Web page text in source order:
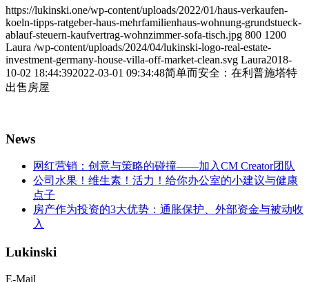
https://lukinski.one/wp-content/uploads/2022/01/haus-verkaufen-
koeln-tipps-ratgeber-haus-mehrfamilienhaus-wohnung-grundstueck-
ablauf-steuern-kaufvertrag-wohnzimmer-sofa-tisch.jpg 800 1200
Laura /wp-content/uploads/2024/04/lukinski-logo-real-estate-
investment-germany-house-villa-off-market-clean.svg Laura2018-
10-02 18:44:392022-03-01 09:34:48简单而安全：在利普施塔特
出售房屋
News
网红营销：创意与策略的碰撞——加入CM Creator团队
公司水果！维生素！活力！给你办公室的小建议与健康
点子
房产作为投资的3大优势：通胀保护、外部资金与被动收
入
Lukinski
E-Mail